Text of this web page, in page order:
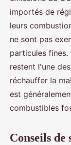
importés de
leurs
ne sont pas
particules
restent l'une
réchauffer la
est
combustibles
Conseils